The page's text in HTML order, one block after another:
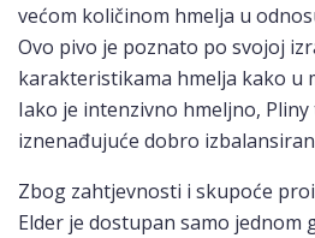
većom količinom hmelja u
Ovo pivo je poznato po svojoj
karakteristikama hmelja kako u
Iako je intenzivno hmeljno, Pliny
iznenađujuće dobro
Zbog zahtjevnosti i skupoće
Elder je dostupan samo jednom